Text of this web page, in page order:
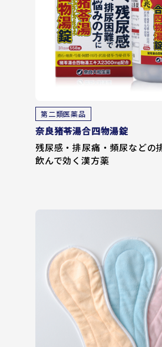
第二類医薬品
奈良猪苓湯合四物湯錠
残尿感・排尿痛・頻尿などの
飲んで効く漢方薬